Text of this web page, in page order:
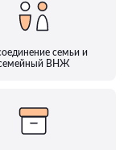
семьи и
ВНЖ